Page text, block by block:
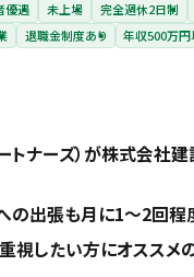
優遇 未上場 完全週休2日制
退職金制度あり 年収500万円
トナーズ）が株式会社
出張も月に1～2回程
視したい方にオススメ